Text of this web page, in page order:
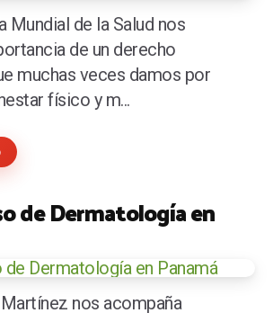
Mundial de la Salud nos
de un derecho
muchas veces damos por
físico y m...
de Dermatología en
nos acompaña